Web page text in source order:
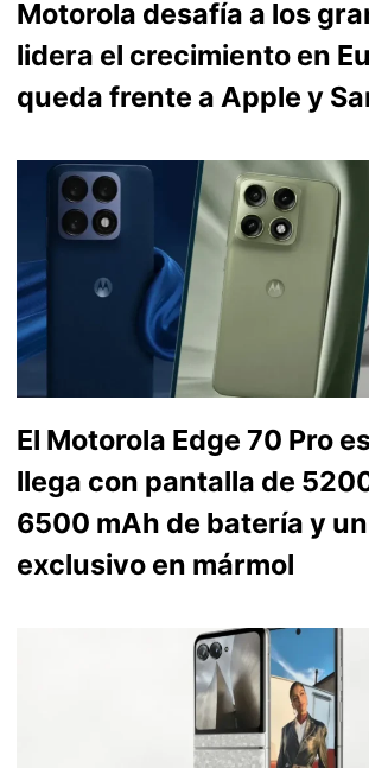
Motorola desafía a los
lidera el crecimiento en
queda frente a Apple y
El Motorola Edge 70 Pro
llega con pantalla de
6500 mAh de batería y
exclusivo en mármol